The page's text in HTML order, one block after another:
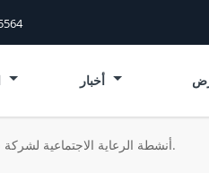
أنشطة الرعاية الاجتماعية لشركة شانينج الغزل والنسيج في ربيع 2020.